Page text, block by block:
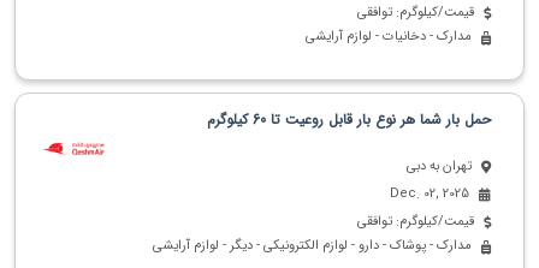
قیمت/کیلوگرم: توافقی
مدارک - دخانیات - لوازم آرایشی
حمل بار شما هر نوع بار قابل روعیت تا 60 کیلوگرم
تهران به دبی
Dec. 02, 2025
قیمت/کیلوگرم: توافقی
مدارک - پوشاک - دارو - لوازم الکترونیکی - دیگر - لوازم آرایشی